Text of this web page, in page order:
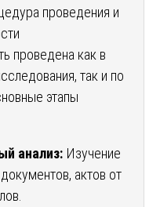
проведения и
проведена как в
так и по
этапы
анализ: Изучение
актов от